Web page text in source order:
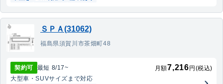
ＳＰＡ(31062)
福島県須賀川市茶畑町48
契約可 最短 8/17~ 月額7,216 円(税込)
大型車・SUVサイズまで対応